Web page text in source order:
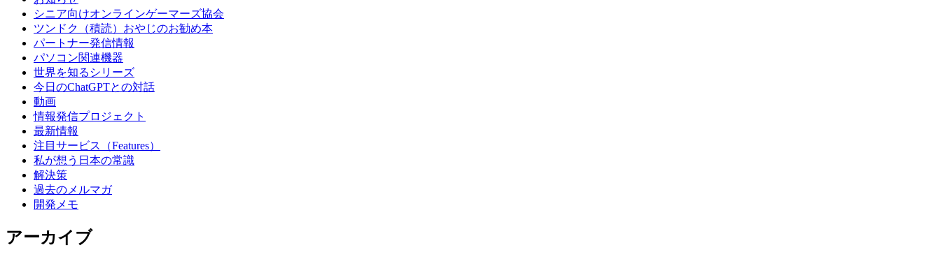
シニア向けオンラインゲーマーズ協会
ツンドク（積読）おやじのお勧め本
パートナー発信情報
パソコン関連機器
世界を知るシリーズ
今日のChatGPTとの対話
動画
情報発信プロジェクト
最新情報
注目サービス（Features）
私が想う日本の常識
解決策
過去のメルマガ
開発メモ
アーカイブ